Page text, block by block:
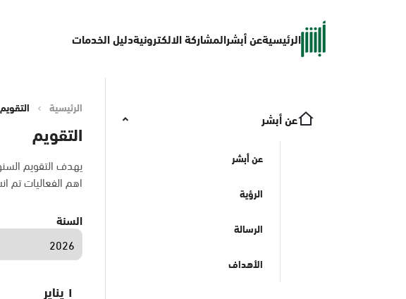
الرئيسيةعن أبشرالمشاركة الالكترونيةدليل الخدمات
عن أبشر
عن أبشر
الرؤية
الرسالة
الأهداف
الرئيسية التقويم
التقويم
يهدف التقويم
اهم الفعاليات تم
السنة
١ يناير